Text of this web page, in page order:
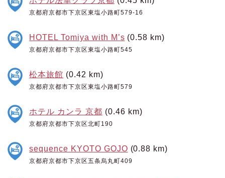
京都府京都市下京区東塩小路町579-16
HOTEL Tomiya with M’s (0.58 km)
京都府京都市下京区東塩小路町545
松本旅館 (0.42 km)
京都府京都市下京区東塩小路町579
ホテル カンラ 京都 (0.46 km)
京都府京都市下京区北町190
sequence KYOTO GOJO (0.88 km)
京都府京都市下京区五条烏丸町409